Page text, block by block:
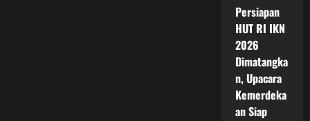
Persiapan
HUT RI IKN
2026
Dimatangka
n, Upacara
Kemerdeka
an Siap